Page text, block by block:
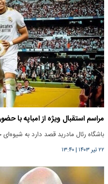
مراسم استقبال ویژه از امباپه با
باشگاه رئال مادرید قصد دارد به
۲۲ تیر ۱۴۰۳ |۱۳:۴۰